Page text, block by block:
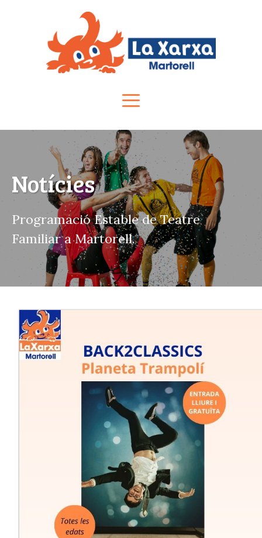
Notícies
Programació Estable de Teatre
Familiar a Martorell.